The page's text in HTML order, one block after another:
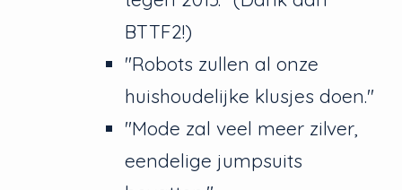
BTTF2!)
"Robots zullen al onze
huishoudelijke klusjes doen."
"Mode zal veel meer zilver,
eendelige jumpsuits